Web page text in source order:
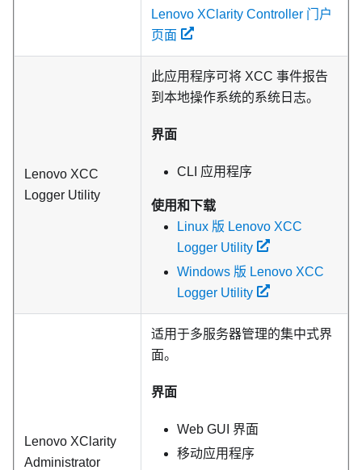
Lenovo XClarity Controller 门户
页面
Lenovo XCC
Logger Utility
此应用程序可将 XCC 事件报告
到本地操作系统的系统日志。
界面
CLI 应用程序
使用和下载
Linux 版 Lenovo XCC
Logger Utility
Windows 版 Lenovo XCC
Logger Utility
Lenovo XClarity
Administrator
适用于多服务器管理的集中式界
面。
界面
Web GUI 界面
移动应用程序